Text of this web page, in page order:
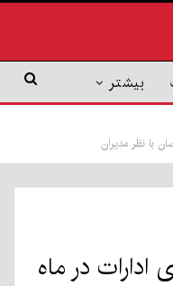
بیشتر
با نظر مدیران
در ماه